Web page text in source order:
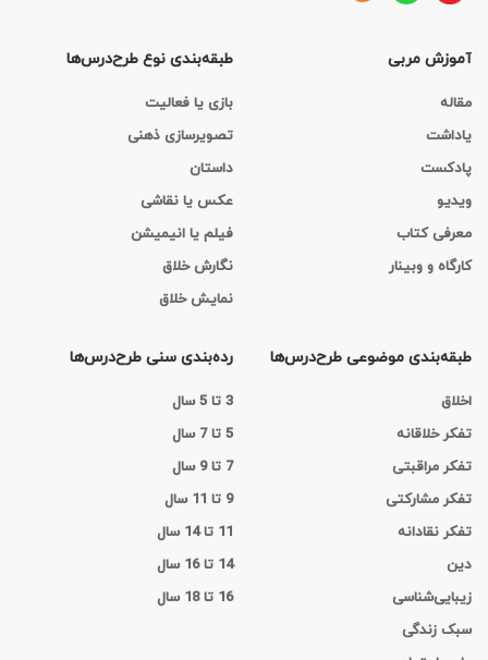
آموزش مربی
مقاله
یاداشت
پادکست
ویدیو
معرفی کتاب
کارگاه‌ و وبینار
طبقه‌بندی نوع طرح‌درس‌ها
بازی یا فعالیت
تصویرسازی ذهنی
داستان
عکس یا نقاشی
فیلم یا انیمیشن
نگارش خلاق
نمایش خلاق
طبقه‌بندی موضوعی طرح‌درس‌ها
اخلاق
تفکر خلاقانه
تفکر مراقبتی
تفکر مشارکتی
تفکر نقادانه
دین
زیبایی‌شناسی
سبک زندگی
رده‌بندی سنی طرح‌درس‌ها
3 تا 5 سال
5 تا 7 سال
7 تا 9 سال
9 تا 11 سال
11 تا 14 سال
14 تا 16 سال
16 تا 18 سال